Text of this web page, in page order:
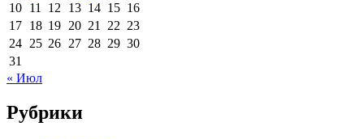
10 11 12 13 14 15 16
17 18 19 20 21 22 23
24 25 26 27 28 29 30
31
« Июл
Рубрики